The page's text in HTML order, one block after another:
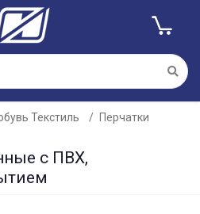
Текстиль Перчатки
с ПВХ,